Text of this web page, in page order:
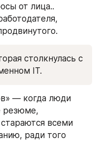
от лица..
столкнулась с
IT.
— когда люди
резюме,
всеми
ради того